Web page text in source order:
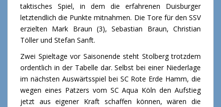
taktisches Spiel, in dem die erfahrenen Duisburger
letztendlich die Punkte mitnahmen. Die Tore für den SSV
erzielten Mark Braun (3), Sebastian Braun, Christian
Töller und Stefan Sanft.
Zwei Spieltage vor Saisonende steht Stolberg trotzdem
ordentlich in der Tabelle dar. Selbst bei einer Niederlage
im nächsten Auswärtsspiel bei SC Rote Erde Hamm, die
wegen eines Patzers vom SC Aqua Köln den Aufstieg
jetzt aus eigener Kraft schaffen können, wären die